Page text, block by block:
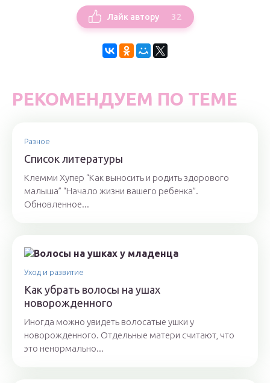
Лайк автору 32
РЕКОМЕНДУЕМ ПО ТЕМЕ
Разное
Список литературы
Клемми Хупер “Как выносить и родить здорового
малыша” “Начало жизни вашего ребенка”.
Обновленное...
Уход и развитие
Как убрать волосы на ушах
новорожденного
Иногда можно увидеть волосатые ушки у
новорожденного. Отдельные матери считают, что
это ненормально...